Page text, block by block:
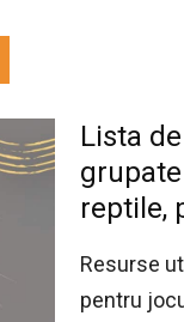
Lista
reptile,
Resurse
pentru